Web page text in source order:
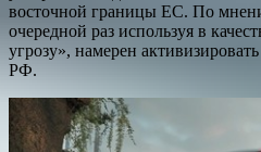
восточной границы ЕС. По
очередной раз используя в
угрозу», намерен
РФ.